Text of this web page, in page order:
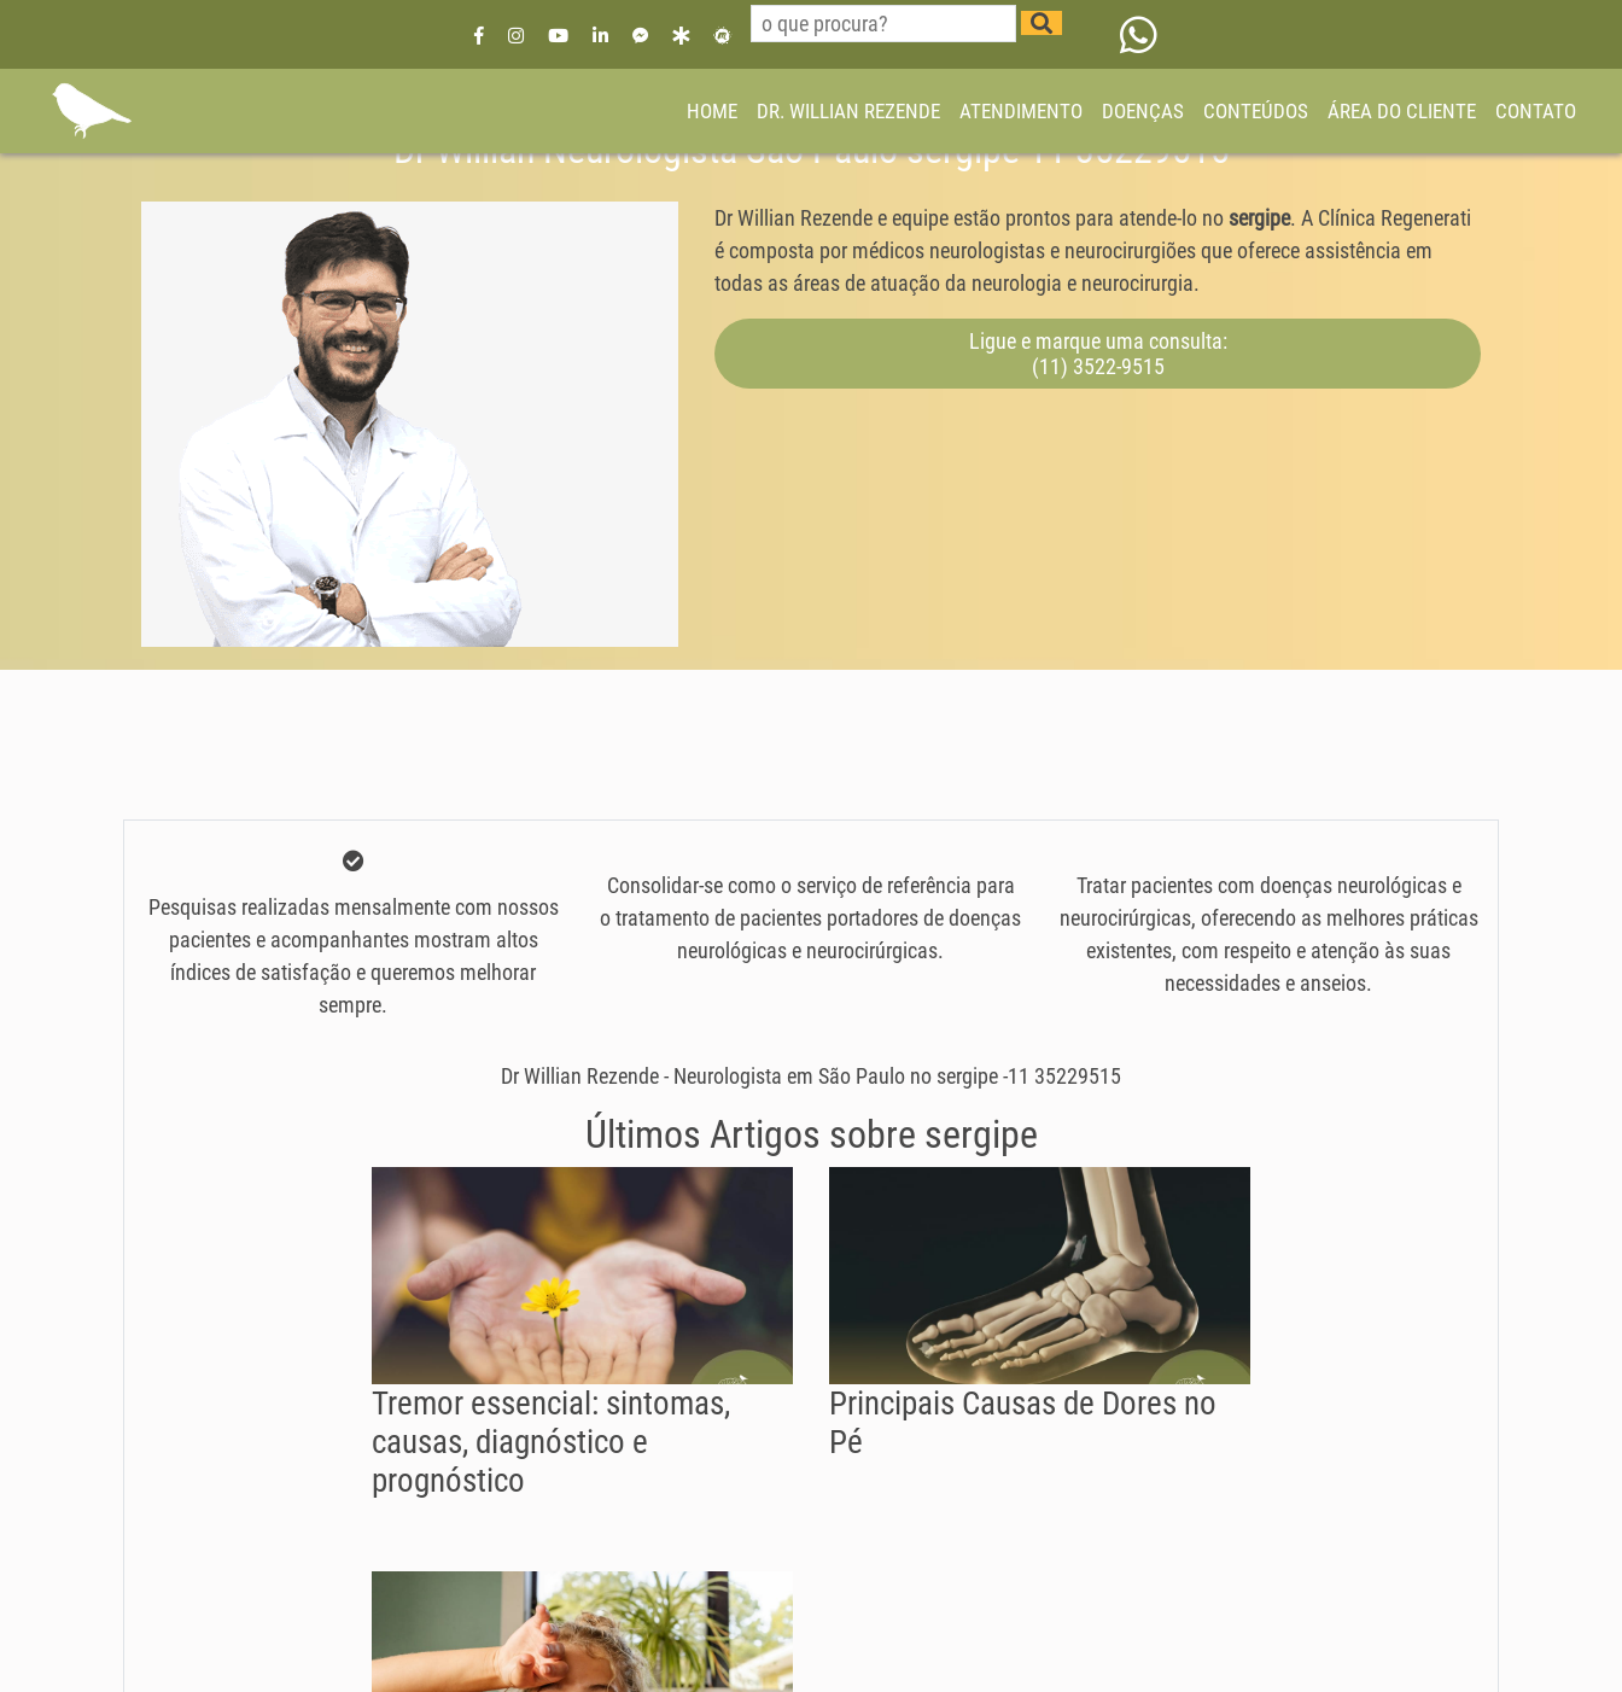
HOME DR. WILLIAN REZENDE ATENDIMENTO DOENÇAS CONTEÚDOS ÁREA DO CLIENTE CONTATO
Dr Willian Neurologista São Paulo sergipe 11 35229515
Dr Willian Rezende e equipe estão prontos para atende-lo no sergipe. A Clínica Regenerati
é composta por médicos neurologistas e neurocirurgiões que oferece assistência em
todas as áreas de atuação da neurologia e neurocirurgia.
Ligue e marque uma consulta:
(11) 3522-9515
Pesquisas realizadas mensalmente com nossos
pacientes e acompanhantes mostram altos
índices de satisfação e queremos melhorar
sempre.
Consolidar-se como o serviço de referência para
o tratamento de pacientes portadores de doenças
neurológicas e neurocirúrgicas.
Tratar pacientes com doenças neurológicas e
neurocirúrgicas, oferecendo as melhores práticas
existentes, com respeito e atenção às suas
necessidades e anseios.
Dr Willian Rezende - Neurologista em São Paulo no sergipe -11 35229515
Últimos Artigos sobre sergipe
Tremor essencial: sintomas,
causas, diagnóstico e
prognóstico
Principais Causas de Dores no
Pé